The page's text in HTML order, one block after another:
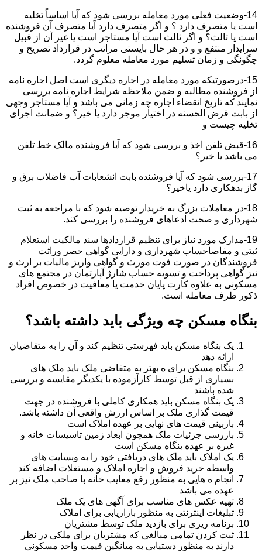
14-وضعیت فعلی مورد معامله بررسی شود که آیا اساساً تخلیه
است یا متصرف دارد ؟ و اگر متصرف دارد آیا متصرف آن فروشنده
است یا ثالث؟ و اگر ثالث است آیا مستاجر است یا غیر آن از قبیل
سرایدار منتفع و و در هر حال بایستی مراتب در قرارداد تصریح و
چگونگی و زمان تسلیم مورد معامله معلوم گردد.
15-درصورتیکه مورد معامله در اجاره دیگری است اصل اجاره نامه
از فروشنده مطالبه و ضمن ملاحظه شرایط اجاره نامه بررسی
نمایند که تاریخ انقضاء اجاره چه زمانی می باشد و آیا مستاجر وجهی
از بابت قرض الحسنه در اختیار موجر دارد یا خیر؟ و ضمانت اجرای
تخلیه چیست و
16-قبض تلفن اخذ و بررسی شود که آیا فروشنده مالک خط تلفن
می باشد یا خیر؟
17-بررسی شود که آیا فروشنده بابت انشعابات آب فاضلاب برق و
گاز بدهکاری دارد یاخیر؟
18-در معاملات بزرگ به خریدار توصیه شود که با مراجعه به ثبت
شهرداری و صحت ادعاهای فروشنده را بررسی کند.
19-مدارک مورد نیاز برای تنظیم قراردادها سند مالکیت استعلام
ثبتی و مفاصاحساب شهرداری و دارایی گواهی حصر وراثت
فروشندگان در صورت فوت مورث و گواهی واریز مالیات بر ارث و
نیز گواهی پرداخت و تسویه حساب شارژ آپارتمان در مجتمع های
مسکونی به علاوه کارت پایان خدمت یا معافیت در خصوص افراد
ذکور طرف معامله است.
بنگاه مسکن چه ویژگی باید داشته باشد؟
یک بنگاه مسکن باید فهرستی تنظیم کند و آن را به متقاضیان
ارائه دهد
بنگاه مسکن برای ه بهتر به متقاضی ملک باید ملک های
بسیاری از قبل توسط کارآزموده با یکدیگر مقایسه و بررسی
شده باشند
یک بنگاه مسکن باید همکاری کاملی با فروشنده در جهت
قیمت گذاری ملک بر اساس ارزش واقعی آن داشته باشد.
بازبینی قیمت های نهایی بر عهده املاک است
بازرسی جزئیات ملک همچون ابعاد زمین تاسیسات خانه و
غیره بر عهده بنگاه مسکن است
یک املاک باید ملک های دریافتی خود را به وبسایت های
واسطه خرید فروش و اجاره املاک و مستغلات اضافه کند
انجام ه هایی به منظور رفع معایب خانه با صاحب ملک نیز بر
عهده می باشد
تهیه عکس های مناسب برای آگهی های یک ملک
تبلیغات اینترنتی به منظور بازاریابی برای املاک
برنامه ریزی برای بازدید ملک توسط مشتریان
ثبت کردن تمامی مبالغی که مشتریان برای ملکی در نظر
دارند به منظور دستیابی به میانگین قیمت واحد مسکونی